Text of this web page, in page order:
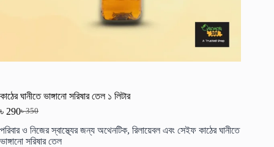
কাঠের ঘানীতে ভাঙ্গানো সরিষার তেল ১ লিটার
৳350
Original
price
was:
৳ 290Current
price
is:
পরিবার ও নিজের স্বাস্থ্যের জন্য অথেনটিক, রিলায়েবল এবং সেইফ কাঠের ঘানীতে
ভাঙ্গানো সরিষার তেল